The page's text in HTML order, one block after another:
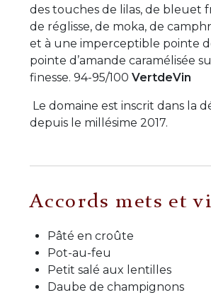
des touches de lilas, de bleuet
de réglisse, de moka, de
et à une imperceptible pointe
pointe d’amande caramélisée
finesse. 94-95/100 VertdeVin
Le domaine est inscrit dans la
depuis le millésime 2017.
Accords mets et
Pâté en croûte
Pot-au-feu
Petit salé aux lentilles
Daube de champignons